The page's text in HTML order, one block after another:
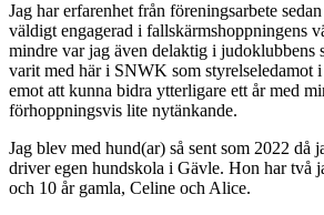
Jag har erfarenhet från föreningsarbete
väldigt engagerad i fallskärmshoppningens
mindre var jag även delaktig i judoklubbens
varit med här i SNWK som styrelseledamot
emot att kunna bidra ytterligare ett år med
förhoppningsvis lite nytänkande.
Jag blev med hund(ar) så sent som 2022 då
driver egen hundskola i Gävle. Hon har två
och 10 år gamla, Celine och Alice.